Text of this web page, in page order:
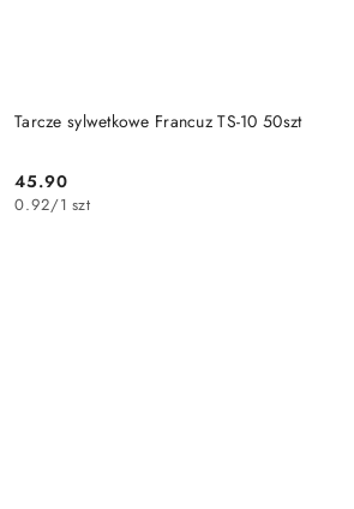
Tarcze sylwetkowe Francuz TS-10 50szt
Cena:
45.90
0.92/1 szt